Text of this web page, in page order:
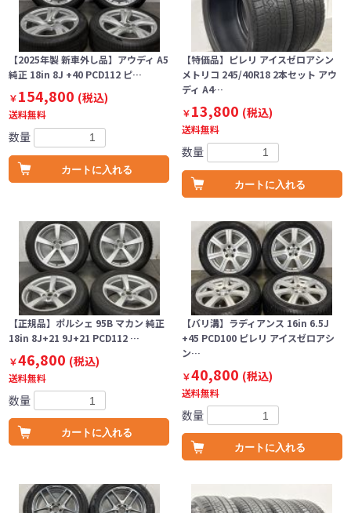
【2025年製 新車外し品】アウディ A5
純正 18in 8J +40 PCD112 ピ…
￥154,800 (税込)
送料無料
数量
カートに入れる
【特価品】ピレリ アイスゼロアシン
メトリコ 245/40R18 2本セット アウ
ディ A4…
￥13,800 (税込)
送料無料
数量
カートに入れる
【正規品】ポルシェ 95B マカン 純正
18in 8J+21 9J+21 PCD112 …
￥46,800 (税込)
送料無料
数量
カートに入れる
【バリ溝】ラディアンス 16in 6.5J
+45 PCD100 ピレリ アイスゼロアシ
ン…
￥40,800 (税込)
送料無料
数量
カートに入れる